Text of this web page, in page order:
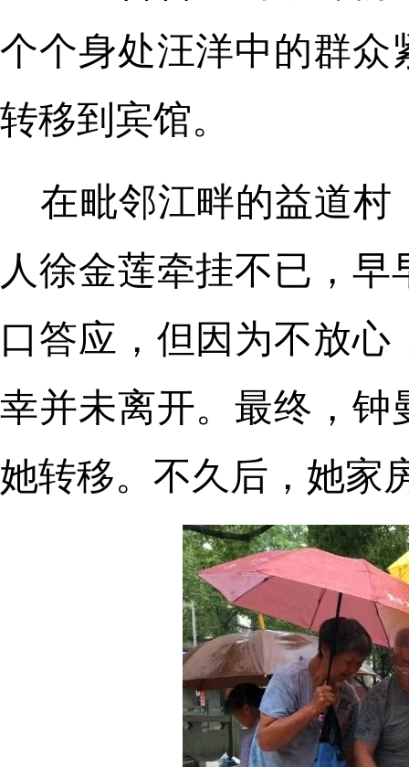
个个身处汪洋中的群众
转移到宾馆。
在毗邻江畔的益道村
人徐金莲牵挂不已，
口答应，但因为不放
幸并未离开。最终，钟
她转移。不久后，她家